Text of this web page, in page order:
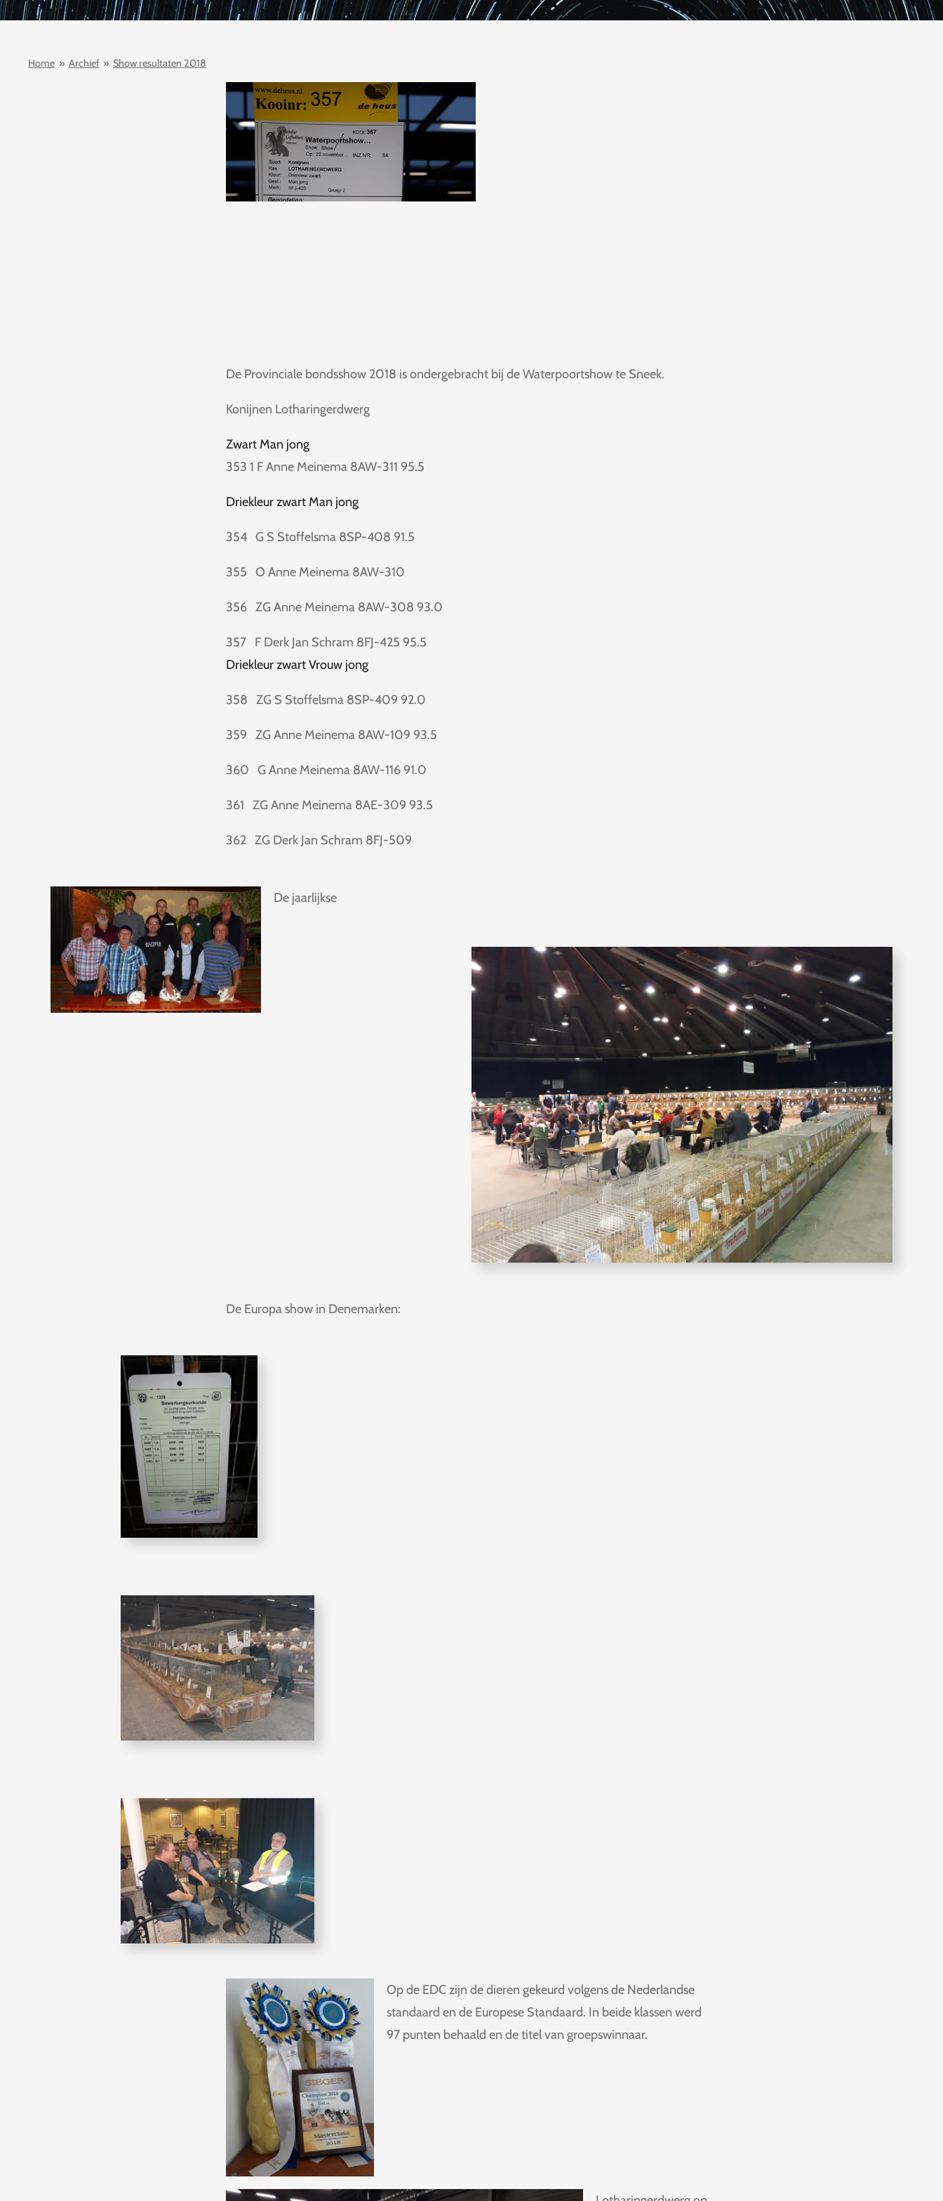
Home » Archief » Show resultaten 2018
De Provinciale bondsshow 2018 is ondergebracht bij de Waterpoortshow te Sneek.
Konijnen Lotharingerdwerg
Zwart Man jong
353 1 F Anne Meinema 8AW-311 95.5
Driekleur zwart Man jong
354 G S Stoffelsma 8SP-408 91.5
355 O Anne Meinema 8AW-310
356 ZG Anne Meinema 8AW-308 93.0
357 F Derk Jan Schram 8FJ-425 95.5
Driekleur zwart Vrouw jong
358 ZG S Stoffelsma 8SP-409 92.0
359 ZG Anne Meinema 8AW-109 93.5
360 G Anne Meinema 8AW-116 91.0
361 ZG Anne Meinema 8AE-309 93.5
362 ZG Derk Jan Schram 8FJ-509
De jaarlijkse
De Europa show in Denemarken:
Op de EDC zijn de dieren gekeurd volgens de Nederlandse
standaard en de Europese Standaard. In beide klassen werd
97 punten behaald en de titel van groepswinnaar.